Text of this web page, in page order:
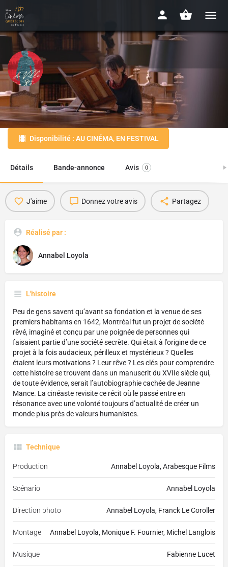
La ville d'un rêve
2022 - 1h14
Disponibilité : AU CINÉMA, EN FESTIVAL
Détails Bande-annonce Avis 0
J'aime Donnez votre avis Partagez
Réalisé par :
Annabel Loyola
L'histoire
Peu de gens savent qu’avant sa fondation et la venue de ses
premiers habitants en 1642, Montréal fut un projet de société
rêvé, imaginé et conçu par une poignée de personnes qui
faisaient partie d’une société secrète. Qui était à l’origine de ce
projet à la fois audacieux, périlleux et mystérieux ? Quelles
étaient leurs motivations ? Leur rêve ? Les clés pour comprendre
cette histoire se trouvent dans un manuscrit du XVIIe siècle qui,
de toute évidence, serait l’autobiographie cachée de Jeanne
Mance. La cinéaste revisite ce récit où le passé entre en
résonance avec une volonté toujours d’actualité de créer un
monde plus près de valeurs humanistes.
Technique
Production Annabel Loyola, Arabesque Films
Scénario Annabel Loyola
Direction photo Annabel Loyola, Franck Le Coroller
Montage Annabel Loyola, Monique F. Fournier, Michel Langlois
Musique Fabienne Lucet